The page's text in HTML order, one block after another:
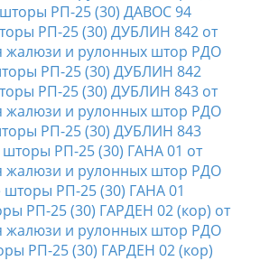
РП-25 (30) ДАВОС 94
РП-25 (30) ДУБЛИН 842
РП-25 (30) ДУБЛИН 843
РП-25 (30) ГАНА 01
РП-25 (30) ГАРДЕН 02 (кор)